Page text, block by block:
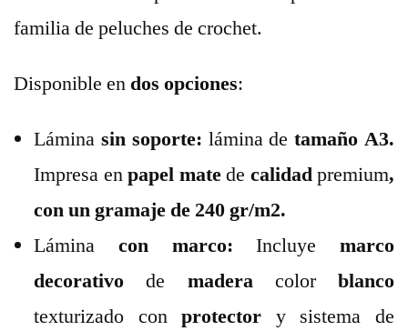
familia de peluches de crochet.
Disponible en dos opciones:
Lámina sin soporte: lámina detamaño A3.
Impresa enpapel matede calidadpremium,
con un gramaje de 240 gr/m2.
Lámina con marco: Incluye marco
decorativo de maderacolor blanco
texturizado conprotector y sistema de